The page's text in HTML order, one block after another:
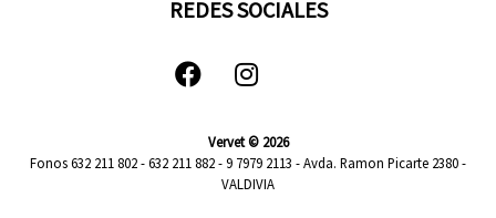
REDES SOCIALES
Vervet © 2026
Fonos 632 211 802 - 632 211 882 - 9 7979 2113 - Avda. Ramon Picarte 2380 -
VALDIVIA